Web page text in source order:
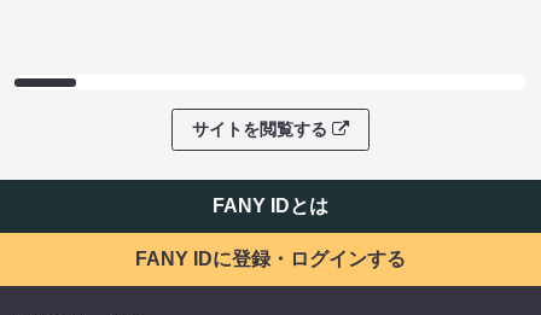
サイトを閲覧する
FANY IDとは
FANY IDに登録・ログインする